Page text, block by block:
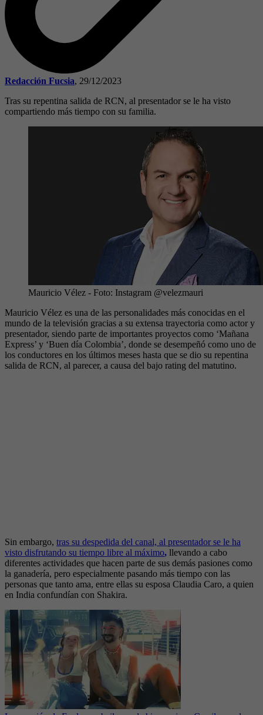
Redacción Fucsia, 29/12/2023
Tras su repentina salida de RCN, al presentador se le ha visto
compartiendo más tiempo con su familia.
Mauricio Vélez - Foto: Instagram @velezmauri
Mauricio Vélez es una de las personalidades más conocidas en el
mundo de la televisión gracias a su extensa trayectoria como actor y
presentador, siendo parte de importantes proyectos como ‘Mañana
Express’ y ‘Buen día Colombia’, donde se desempeñó como uno de
los conductores en los últimos meses hasta que se dio su repentina
salida de RCN, al parecer, a causa del bajo rating del matutino.
Sin embargo, tras su despedida del canal, al presentador se le ha
visto disfrutando su tiempo libre al máximo, llevando a cabo
diferentes actividades que hacen parte de sus demás pasiones como
la ganadería, pero especialmente pasando más tiempo con las
personas que tanto ama, entre ellas su esposa Claudia Caro, a quien
en India confundían con Shakira.